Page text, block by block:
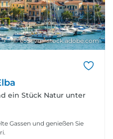
© e55evu - stock.adobe.com
ein Stück Natur unter
Gassen und genießen Sie